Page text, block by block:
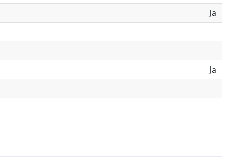
Ja
Ja